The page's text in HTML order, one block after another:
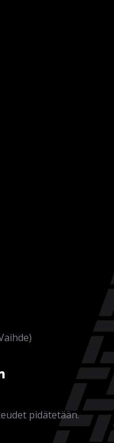
pidätetään.